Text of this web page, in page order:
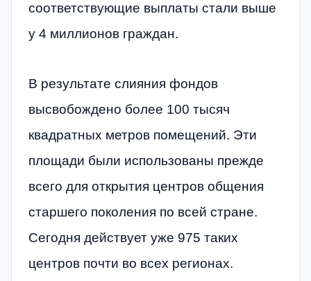
соответствующие выплаты стали выше
у 4 миллионов граждан.
В результате слияния фондов
высвобождено более 100 тысяч
квадратных метров помещений. Эти
площади были использованы прежде
всего для открытия центров общения
старшего поколения по всей стране.
Сегодня действует уже 975 таких
центров почти во всех регионах.